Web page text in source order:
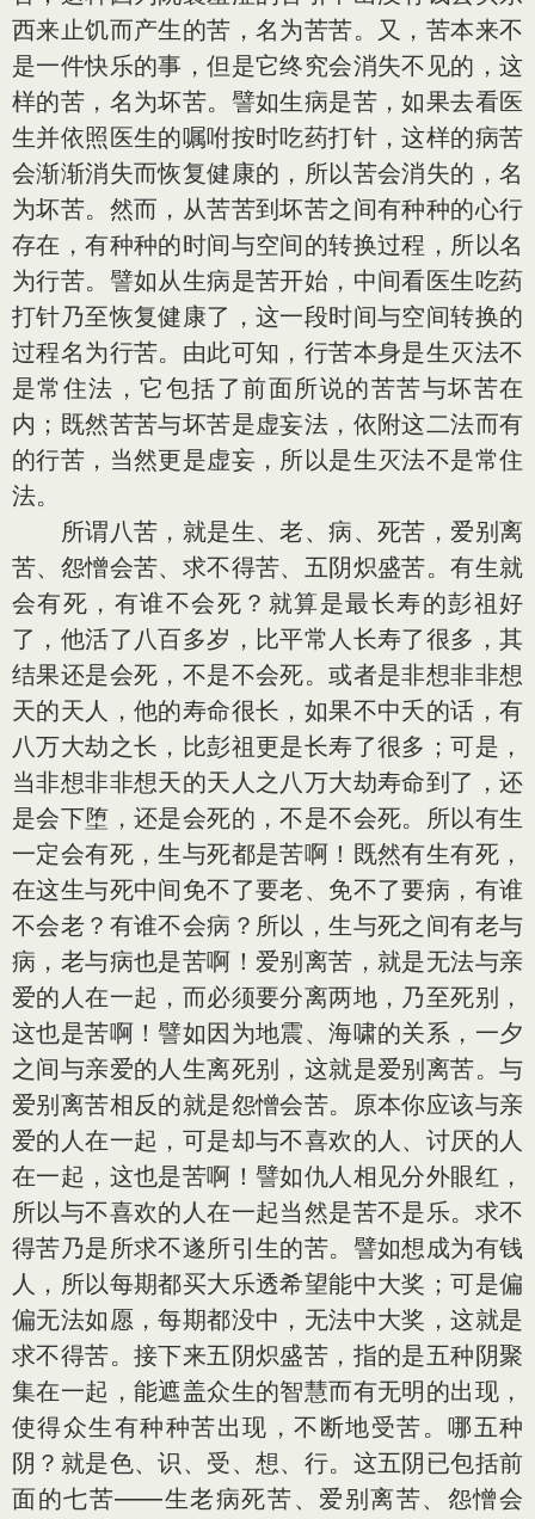
西来止饥而产生的苦，名为苦苦。又，苦本来不
是一件快乐的事，但是它终究会消失不见的，这
样的苦，名为坏苦。譬如生病是苦，如果去看医
生并依照医生的嘱咐按时吃药打针，这样的病苦
会渐渐消失而恢复健康的，所以苦会消失的，名
为坏苦。然而，从苦苦到坏苦之间有种种的心行
存在，有种种的时间与空间的转换过程，所以名
为行苦。譬如从生病是苦开始，中间看医生吃药
打针乃至恢复健康了，这一段时间与空间转换的
过程名为行苦。由此可知，行苦本身是生灭法不
是常住法，它包括了前面所说的苦苦与坏苦在
内；既然苦苦与坏苦是虚妄法，依附这二法而有
的行苦，当然更是虚妄，所以是生灭法不是常住
法。
所谓八苦，就是生、老、病、死苦，爱别离
苦、怨憎会苦、求不得苦、五阴炽盛苦。有生就
会有死，有谁不会死？就算是最长寿的彭祖好
了，他活了八百多岁，比平常人长寿了很多，其
结果还是会死，不是不会死。或者是非想非非想
天的天人，他的寿命很长，如果不中夭的话，有
八万大劫之长，比彭祖更是长寿了很多；可是，
当非想非非想天的天人之八万大劫寿命到了，还
是会下堕，还是会死的，不是不会死。所以有生
一定会有死，生与死都是苦啊！既然有生有死，
在这生与死中间免不了要老、免不了要病，有谁
不会老？有谁不会病？所以，生与死之间有老与
病，老与病也是苦啊！爱别离苦，就是无法与亲
爱的人在一起，而必须要分离两地，乃至死别，
这也是苦啊！譬如因为地震、海啸的关系，一夕
之间与亲爱的人生离死别，这就是爱别离苦。与
爱别离苦相反的就是怨憎会苦。原本你应该与亲
爱的人在一起，可是却与不喜欢的人、讨厌的人
在一起，这也是苦啊！譬如仇人相见分外眼红，
所以与不喜欢的人在一起当然是苦不是乐。求不
得苦乃是所求不遂所引生的苦。譬如想成为有钱
人，所以每期都买大乐透希望能中大奖；可是偏
偏无法如愿，每期都没中，无法中大奖，这就是
求不得苦。接下来五阴炽盛苦，指的是五种阴聚
集在一起，能遮盖众生的智慧而有无明的出现，
使得众生有种种苦出现，不断地受苦。哪五种
阴？就是色、识、受、想、行。这五阴已包括前
面的七苦——生老病死苦、爱别离苦、怨憎会